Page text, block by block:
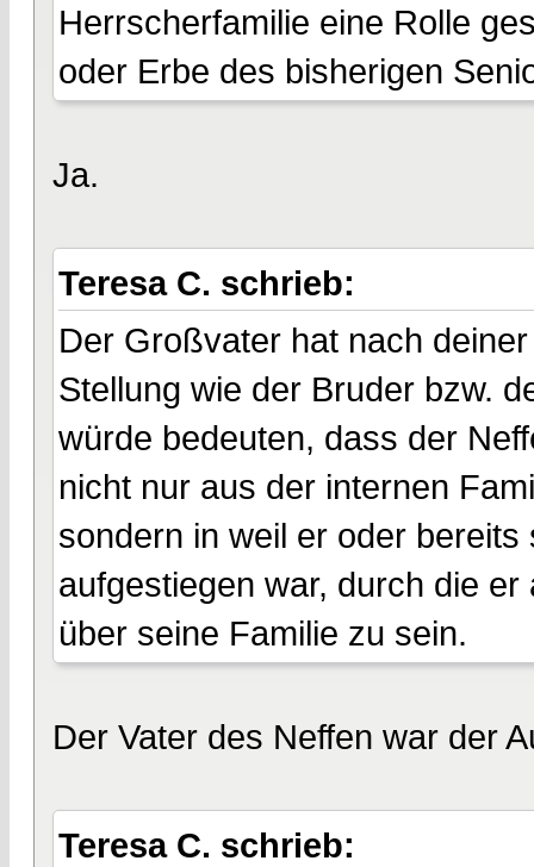
Herrscherfamilie eine Rolle
oder Erbe des bisherigen
Ja.
Teresa C. schrieb:
Der Großvater hat nach
Stellung wie der Bruder bzw.
würde bedeuten, dass der
nicht nur aus der internen
sondern in weil er oder
aufgestiegen war, durch die
über seine Familie zu sein.
Der Vater des Neffen war der
Teresa C. schrieb: